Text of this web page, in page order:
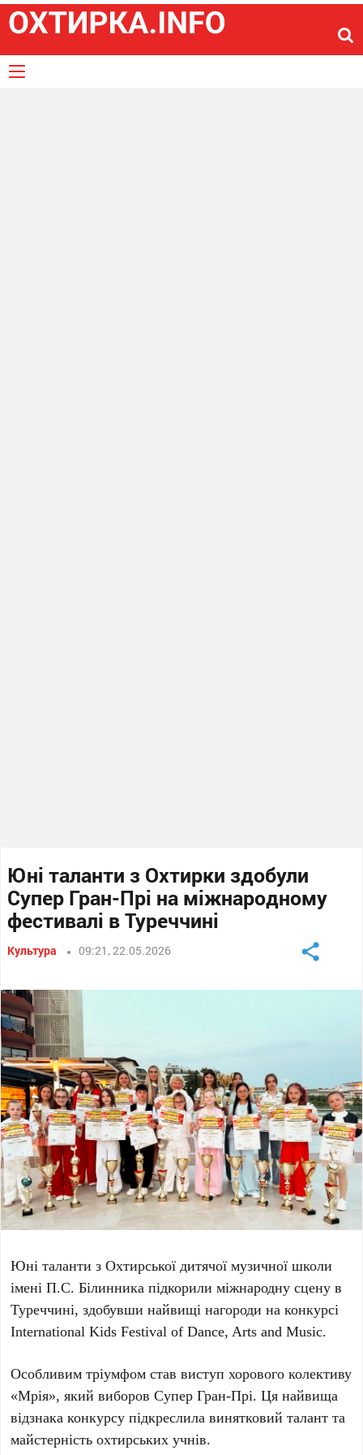
Юні таланти з Охтирки здобули
Супер Гран-Прі на міжнародному
фестивалі в Туреччині
Культура 09:21, 22.05.2026
Юні таланти зОхтирської дитячої музичної школи
імені П.С. Білинника підкорили міжнародну сцену в
Туреччині, здобувши найвищі нагороди на конкурсі
International Kids Festival of Dance, Arts and Music.
Особливим тріумфом став виступ хорового колективу
«Мрія», який виборовСупер Гран-Прі. Ця найвища
відзнака конкурсу підкреслила винятковий талант та
майстерність охтирських учнів.